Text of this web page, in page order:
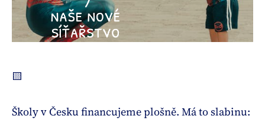
🟨
Školy v Česku financujeme plošně. Má to slabinu: